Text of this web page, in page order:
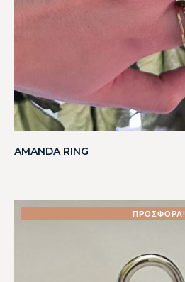
AMANDA RING
ΠΡΟΣΦΟΡΆ!